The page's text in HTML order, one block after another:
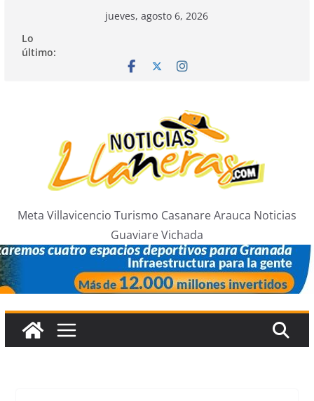
contenido
jueves, agosto 6, 2026
Lo
último:
Meta Villavicencio Turismo Casanare Arauca Noticias
Guaviare Vichada